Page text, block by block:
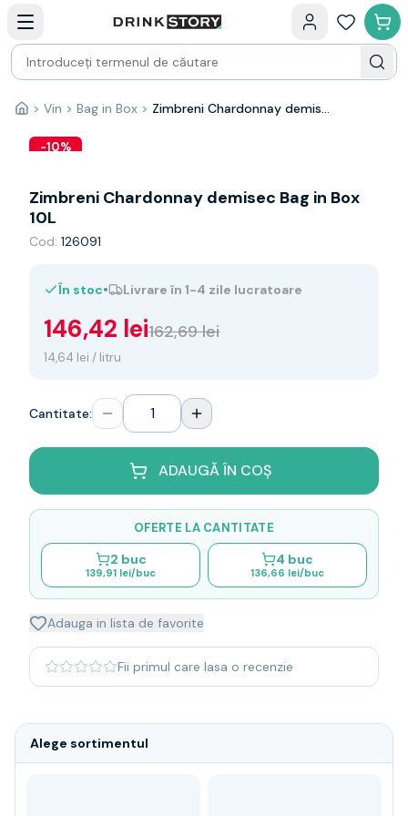
Bauturi fine — selectie
Produse Noi
Cosuri cadou
Pachete & Cadouri
Vin
Tamaioasa
Franta
Spania
Africa de Sud
Germania
Noua Zeelanda
Spumante
Single malt
Japanese
Blanded Japanese
Canadian
Coniac & Brandy
Vodka
Tequila
Vermut & bitter
Traditionale
Acasă
> Vin > Bag in Box > Zimbreni Chardonnay demisec Bag in Box 10L
-10%
Zimbreni Chardonnay demisec Bag in Box
10L
Cod: 126091
În stoc• Livrare în 1-4 zile lucratoare
146,42 lei162,69 lei
14,64 lei / litru
Cantitate:
ADAUGĂ ÎN COȘ
OFERTE LA CANTITATE
2 buc
139,91 lei/buc
4 buc
136,66 lei/buc
Adauga in lista de favorite
Fii primul care lasa o recenzie
Alege sortimentul